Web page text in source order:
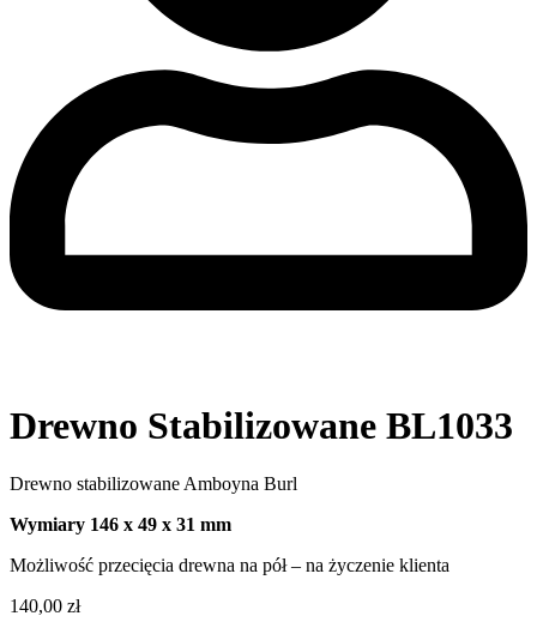
Drewno Stabilizowane BL1033
Drewno stabilizowane Amboyna Burl
Wymiary 146 x 49 x 31 mm
Możliwość przecięcia drewna na pół – na życzenie klienta
140,00 zł